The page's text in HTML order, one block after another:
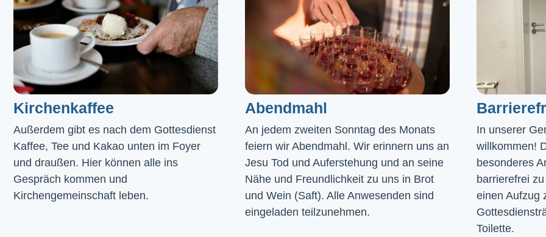
Kirchenkaffee
Außerdem gibt es nach dem Gottesdienst
Kaffee, Tee und Kakao unten im Foyer
und draußen. Hier können alle ins
Gespräch kommen und
Kirchengemeinschaft leben.
Abendmahl​
An jedem zweiten Sonntag des Monats
feiern wir Abendmahl. Wir erinnern uns an
Jesu Tod und Auferstehung und an seine
Nähe und Freundlichkeit zu uns in Brot
und Wein (Saft). Alle Anwesenden sind
eingeladen teilzunehmen.
In unserer
willkommen!
besonderes
barrierefrei
einen Aufzug
Toilette.